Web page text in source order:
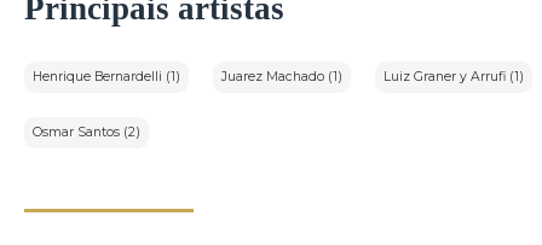
Principais artistas
Henrique Bernardelli (1) Juarez Machado (1) Luiz Graner y Arrufi (1)
Osmar Santos (2)